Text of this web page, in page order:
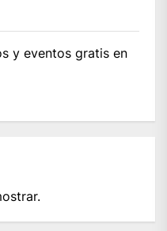
y eventos gratis en